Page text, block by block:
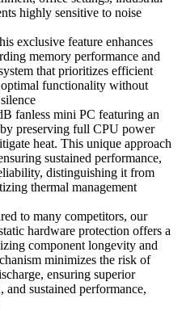
highly sensitive to noise
exclusive feature enhances
memory performance and
that prioritizes efficient
optimal functionality without
fanless mini PC featuring an
preserving full CPU power
heat. This unique approach
sustained performance,
distinguishing it from
thermal management
to many competitors, our
hardware protection offers a
component longevity and
minimizes the risk of
ensuring superior
sustained performance,